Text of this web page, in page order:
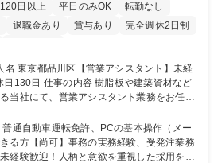
日以上 平日のみOK
転勤なし
退職金あり 賞与あり
完全週休2日制
建築資材など
当社にて、営業アシスタント業務をお任せ
ータの出力、各所への発注・加工依頼のほ
ます。 ■受注・発注業務：FA
ータのプリントアウト、各仕入先・協力会
納品書・請求書の作成および発送手配 ■商
通自動車運転免許、PCの基本操作（メー
る方【尚可】事務の実務経験、受発注業務
経験歓迎！人柄と意欲を重視した採用を行